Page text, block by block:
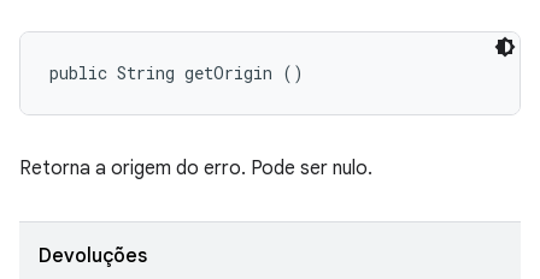
public String getOrigin ()
Retorna a origem do erro. Pode ser nulo.
Devoluções